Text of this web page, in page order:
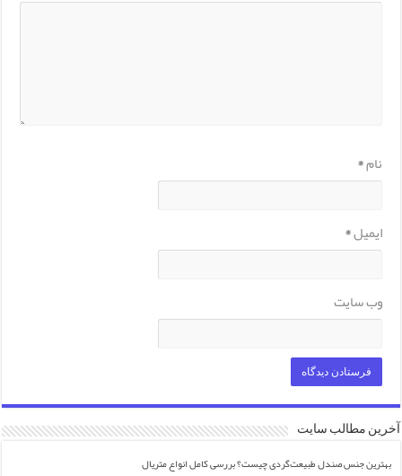
نام*
ایمیل*
وب‌ سایت
آخرین مطالب سایت
بهترین جنس صندل طبیعت‌گردی چیست؟ بررسی کامل انواع متریال